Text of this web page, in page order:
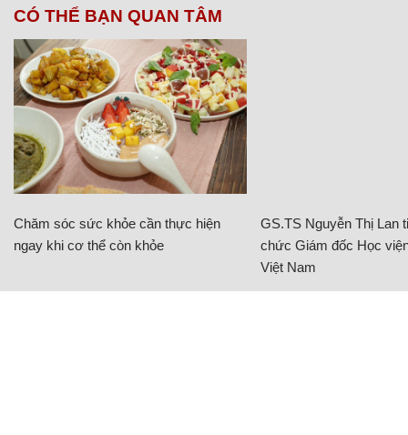
CÓ THỂ BẠN QUAN TÂM
Chăm sóc sức khỏe cần thực hiện
ngay khi cơ thể còn khỏe
GS.TS Nguyễn Thị Lan
chức Giám đốc Học
Việt Nam